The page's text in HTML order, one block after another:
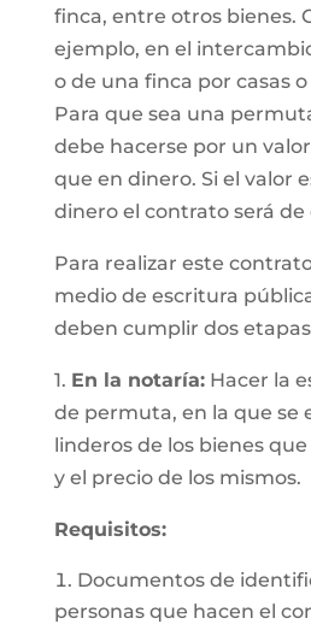
finca, entre otros bienes.
ejemplo, en el
o de una finca por casas
Para que sea una
debe hacerse por un
que en dinero. Si el valor
dinero el contrato será
Para realizar este
medio de escritura
deben cumplir dos
1. En la notaría:Hacer la
de permuta, en la que se
linderos de los bienes
y el precio de los mismos.
Requisitos:
Documentos de
personas que hacen el